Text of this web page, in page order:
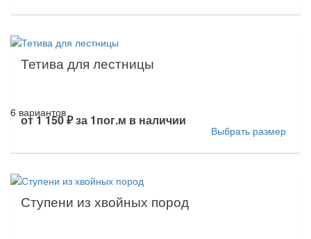
Тетива для лестницы
6 вариантов
от1 150 ₽за 1пог.м в наличии
Выбрать размер
Ступени из хвойных пород